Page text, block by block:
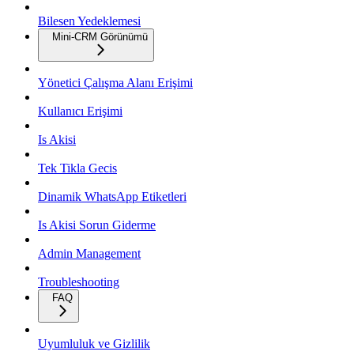
Bilesen Yedeklemesi
Mini-CRM Görünümü
Yönetici Çalışma Alanı Erişimi
Kullanıcı Erişimi
Is Akisi
Tek Tikla Gecis
Dinamik WhatsApp Etiketleri
Is Akisi Sorun Giderme
Admin Management
Troubleshooting
FAQ
Uyumluluk ve Gizlilik